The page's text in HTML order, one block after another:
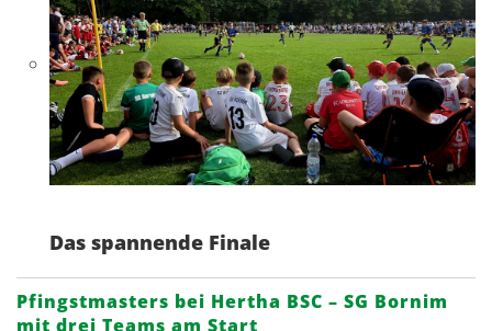
Das spannende Finale
Pfingstmasters bei Hertha BSC – SG Bornim
mit drei Teams am Start